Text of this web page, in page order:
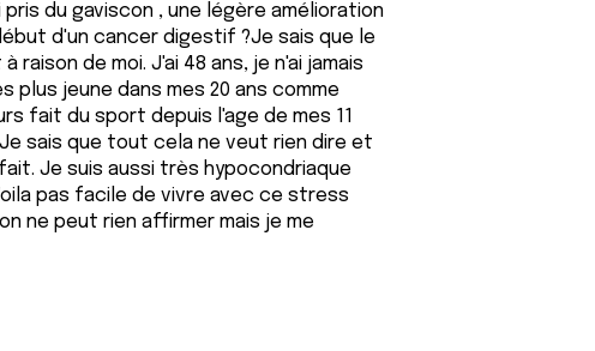
du gaviscon , une légère amélioration
d'un cancer digestif ?Je sais que le
de moi. J'ai 48 ans, je n'ai jamais
jeune dans mes 20 ans comme
fait du sport depuis l'age de mes 11
sais que tout cela ne veut rien dire et
Je suis aussi très hypocondriaque
pas facile de vivre avec ce stress
ne peut rien affirmer mais je me